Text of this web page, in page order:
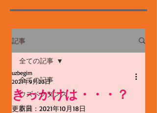
記事
全ての記事
ウズベクダンス
衣装
全ての記事
きっかけは・・・？
uzbegim
2021年9月20日
更新日： 2021年10月18日